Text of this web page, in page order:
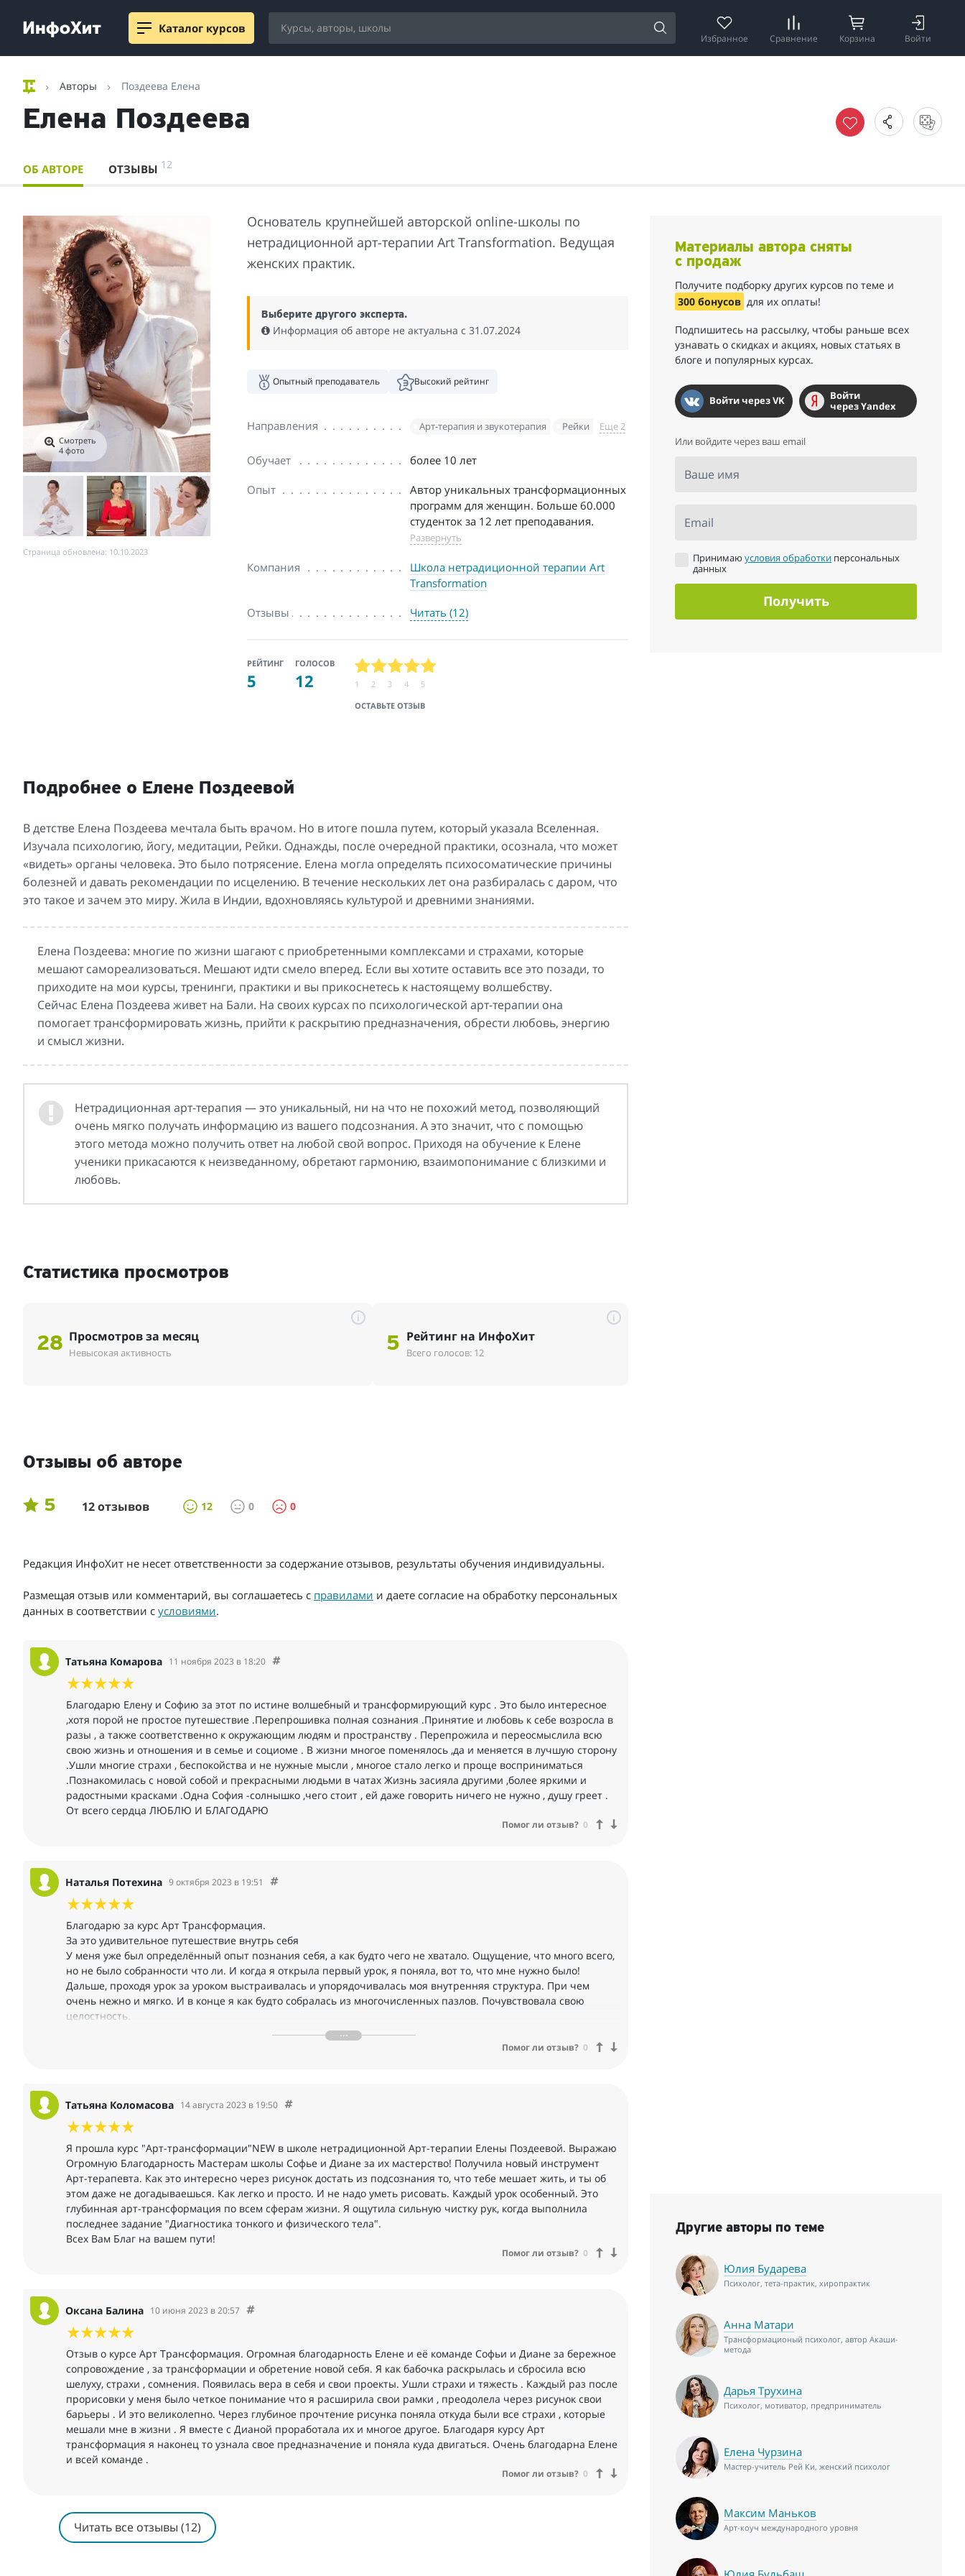
Каталог курсов
Избранное Сравнение Корзина Войти
Авторы Поздеева Елена
Елена Поздеева
ОБ АВТОРЕ ОТЗЫВЫ 12
Смотреть
4 фото
Страница обновлена: 10.10.2023
Основатель крупнейшей авторской online-школы по
нетрадиционной арт-терапии Art Transformation. Ведущая
женских практик.
Выберите другого эксперта.
Информация об авторе не актуальна c 31.07.2024
Опытный преподаватель Высокий рейтинг
Направления Арт-терапия и звукотерапия Рейки Еще 2
Обучает более 10 лет
Опыт
Автор уникальных трансформационных
программ для женщин. Больше 60.000
студенток за 12 лет преподавания.
Развернуть
Компания
Школа нетрадиционной терапии Art
Transformation
Отзывы Читать (12)
РЕЙТИНГ
5
ГОЛОСОВ
12
ОСТАВЬТЕ ОТЗЫВ
1 2 3 4 5
Подробнее о Елене Поздеевой
В детстве Елена Поздеева мечтала быть врачом. Но в итоге пошла путем, который указала Вселенная.
Изучала психологию, йогу, медитации, Рейки. Однажды, после очередной практики, осознала, что может
«видеть» органы человека. Это было потрясение. Елена могла определять психосоматические причины
болезней и давать рекомендации по исцелению. В течение нескольких лет она разбиралась с даром, что
это такое и зачем это миру. Жила в Индии, вдохновляясь культурой и древними знаниями.
Елена Поздеева: многие по жизни шагают с приобретенными комплексами и страхами, которые
мешают самореализоваться. Мешают идти смело вперед. Если вы хотите оставить все это позади, то
приходите на мои курсы, тренинги, практики и вы прикоснетесь к настоящему волшебству.
Сейчас Елена Поздеева живет на Бали. На своих курсах по психологической арт-терапии она
помогает трансформировать жизнь, прийти к раскрытию предназначения, обрести любовь, энергию
и смысл жизни.
Нетрадиционная арт-терапия — это уникальный, ни на что не похожий метод, позволяющий
очень мягко получать информацию из вашего подсознания. А это значит, что с помощью
этого метода можно получить ответ на любой свой вопрос. Приходя на обучение к Елене
ученики прикасаются к неизведанному, обретают гармонию, взаимопонимание с близкими и
любовь.
Статистика просмотров
28 Просмотров за месяц
Невысокая активность
i
5 Рейтинг на ИнфоХит
Всего голосов: 12
i
Отзывы об авторе
5 12 отзывов 12 0 0
Редакция ИнфоХит не несет ответственности за содержание отзывов, результаты обучения индивидуальны.
Размещая отзыв или комментарий, вы соглашаетесь с правилами и даете согласие на обработку персональных
данных в соответствии с условиями.
Татьяна Комарова 11 ноября 2023 в 18:20
Благодарю Елену и Софию за этот по истине волшебный и трансформирующий курс . Это было интересное
,хотя порой не простое путешествие .Перепрошивка полная сознания .Принятие и любовь к себе возросла в
разы , а также соответственно к окружающим людям и пространству . Перепрожила и переосмыслила всю
свою жизнь и отношения и в семье и социоме . В жизни многое поменялось ,да и меняется в лучшую сторону
.Ушли многие страхи , беспокойства и не нужные мысли , многое стало легко и проще восприниматься
.Познакомилась с новой собой и прекрасными людьми в чатах Жизнь засияла другими ,более яркими и
радостными красками .Одна София -солнышко ,чего стоит , ей даже говорить ничего не нужно , душу греет .
От всего сердца ЛЮБЛЮ И БЛАГОДАРЮ
Помог ли отзыв? 0
Наталья Потехина 9 октября 2023 в 19:51
Благодарю за курс Арт Трансформация.
За это удивительное путешествие внутрь себя
У меня уже был определённый опыт познания себя, а как будто чего не хватало. Ощущение, что много всего,
но не было собранности что ли. И когда я открыла первый урок, я поняла, вот то, что мне нужно было!
Дальше, проходя урок за уроком выстраивалась и упорядочивалась моя внутренняя структура. При чем
очень нежно и мягко. И в конце я как будто собралась из многочисленных пазлов. Почувствовала свою
целостность.
За время практик я наконец научилась отпускать себя, это было самое сложное. Разрешить себе не
знала, что такое возможно.
Получила огромное эстетическое удовольствие проходя этот курс. Жду с нетерпением следующий уровень.
Ухожу с курса с чувством умиротворения, наполненная любовью и благодарностью
Помог ли отзыв? 0
Татьяна Коломасова 14 августа 2023 в 19:50
Я прошла курс "Арт-трансформации"NEW в школе нетрадиционной Арт-терапии Елены Поздеевой. Выражаю
Огромную Благодарность Мастерам школы Софье и Диане за их мастерство! Получила новый инструмент
Арт-терапевта. Как это интересно через рисунок достать из подсознания то, что тебе мешает жить, и ты об
этом даже не догадываешься. Как легко и просто. И не надо уметь рисовать. Каждый урок особенный. Это
глубинная арт-трансформация по всем сферам жизни. Я ощутила сильную чистку рук, когда выполнила
последнее задание "Диагностика тонкого и физического тела".
Всех Вам Благ на вашем пути!
Помог ли отзыв? 0
Оксана Балина 10 июня 2023 в 20:57
Отзыв о курсе Арт Трансформация. Огромная благодарность Елене и её команде Софьи и Диане за бережное
сопровождение , за трансформации и обретение новой себя. Я как бабочка раскрылась и сбросила всю
шелуху, страхи , сомнения. Появилась вера в себя и свои проекты. Ушли страхи и тяжесть . Каждый раз после
прорисовки у меня было четкое понимание что я расширила свои рамки , преодолела через рисунок свои
барьеры . И это великолепно. Через глубиное прочтение рисунка поняла откуда были все страхи , которые
мешали мне в жизни . Я вместе с Дианой проработала их и многое другое. Благодаря курсу Арт
трансформация я наконец то узнала свое предназначение и поняла куда двигаться. Очень благодарна Елене
и всей команде .
Помог ли отзыв? 0
Читать все отзывы (12)
Материалы автора сняты
с продаж
Получите подборку других курсов по теме и
300 бонусов для их оплаты!
Подпишитесь на рассылку, чтобы раньше всех
узнавать о скидках и акциях, новых статьях в
блоге и популярных курсах.
Войти через VK
Войти
через Yandex
Или войдите через ваш email
Ваше имя
Email
Принимаюусловия обработки персональных
данных
Получить
Другие авторы по теме
Юлия Бударева
Психолог, тета-практик, хиропрактик
Анна Матари
Трансформационый психолог, автор Акаши-
метода
Дарья Трухина
Психолог, мотиватор, предприниматель
Елена Чурзина
Мастер-учитель Рей Ки, женский психолог
Максим Маньков
Арт-коуч международного уровня